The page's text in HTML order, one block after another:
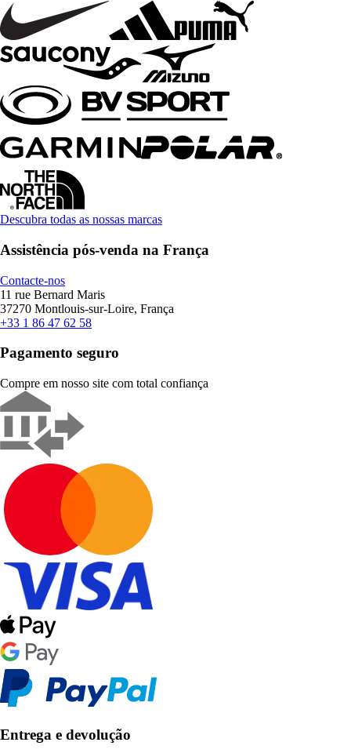
Descubra todas as nossas marcas
Assistência pós-venda na França
Contacte-nos
11 rue Bernard Maris
37270 Montlouis-sur-Loire, França
+33 1 86 47 62 58
Pagamento seguro
Compre em nosso site com total confiança
Entrega e devolução